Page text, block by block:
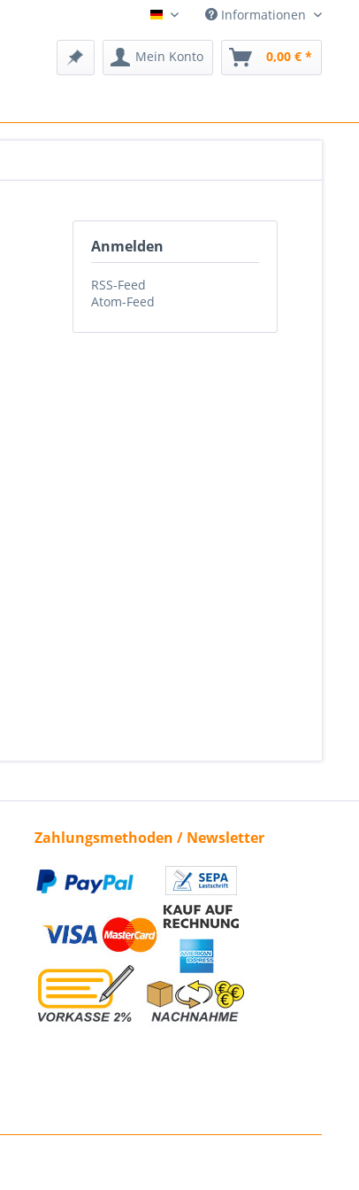
Deutsch Informationen
Mein Konto 0,00 € *
Anmelden
RSS-Feed
Atom-Feed
Zahlungsmethoden / Newsletter